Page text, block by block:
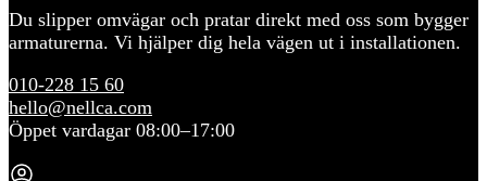
Du slipper omvägar och pratar direkt med oss som bygger
armaturerna. Vi hjälper dig hela vägen ut i installationen.
010-228 15 60
hello@nellca.com
Öppet vardagar 08:00–17:00